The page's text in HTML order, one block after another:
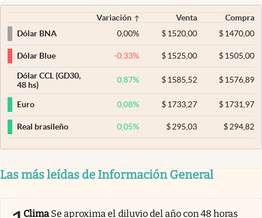
Variación Venta
Compra
Dólar BNA
0,00% $ 1520,00 $1470,00
Dólar Blue -0,33% $ 1525,00 $1505,00
Dólar CCL (GD30,
48 hs)
0,87% $ 1585,52 $1576,89
Euro 0,08% $ 1733,27 $1731,97
Real brasileño 0,05% $ 295,03 $294,82
Las más leídas de Información General
Clima Se aproxima el diluvio del año con 48 horas